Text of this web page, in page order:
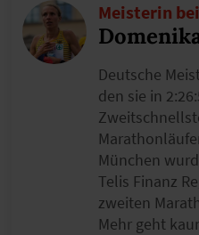
Meisterin
Deutsche
den sie in
München
Telis Finanz
zweiten
Mehr geht